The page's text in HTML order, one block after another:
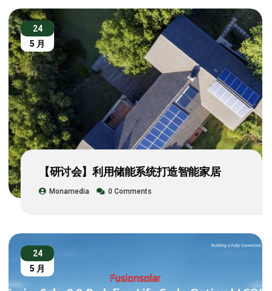
24
5 月
【研讨会】利用储能系统打造智能家居
Monamedia 0 Comments
24
5 月